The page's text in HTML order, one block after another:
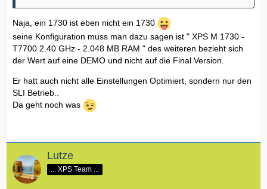
Naja, ein 1730 ist eben nicht ein 1730
seine Konfiguration muss man dazu sagen ist " XPS M 1730 -
T7700 2.40 GHz - 2.048 MB RAM " des weiteren bezieht sich
der Wert auf eine DEMO und nicht auf die Final Version.
Er hatt auch nicht alle Einstellungen Optimiert, sondern nur den
SLI Betrieb..
Da geht noch was
Lutze
... XPS Team ...